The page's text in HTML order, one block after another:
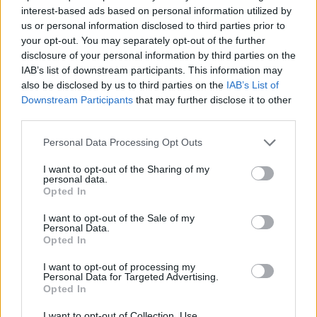
interest-based ads based on personal information utilized by
us or personal information disclosed to third parties prior to
your opt-out. You may separately opt-out of the further
disclosure of your personal information by third parties on the
IAB’s list of downstream participants. This information may
also be disclosed by us to third parties on the IAB’s List of
Downstream Participants that may further disclose it to other
Personal Data Processing Opt Outs
I want to opt-out of the Sharing of my
personal data.
Opted In
I want to opt-out of the Sale of my
Personal Data.
Opted In
I want to opt-out of processing my
Personal Data for Targeted Advertising.
Opted In
Εθνική Κορασίδων: Απέναντι
στη Δανία για το 2/2 στο
Ευρωμπάσκετ (live stream)
Όμιλος ΔΕΗ: Νέα συμφωνία για
χαρτοφυλάκιο έργων ΑΠΕ άνω
των 2 GW σε Πολωνία και
Ουγγαρία
Mall έναντι 49,35 εκατ. ευρώ
Χρηματιστήριο Αθηνών:
κέρδη 23,31% από τις αρχές
του έτους
ΣΚΑΪ: Ολοκληρώθηκε η θητεία
στη θέση του CEO